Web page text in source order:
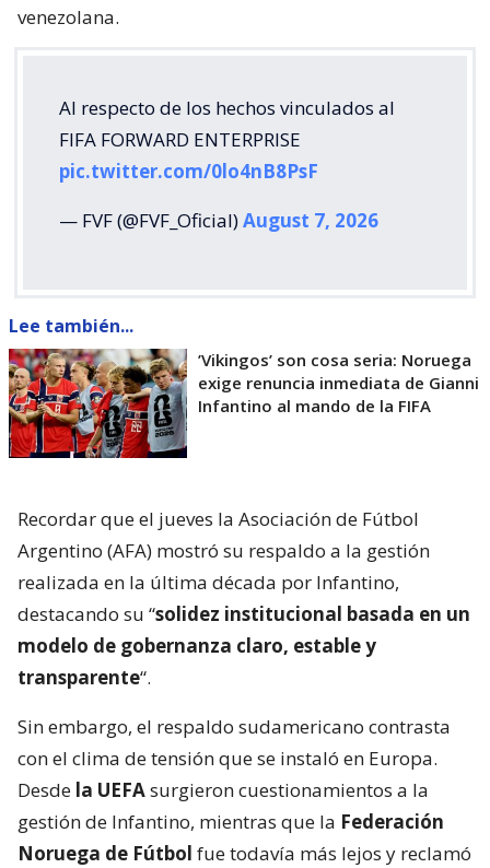
venezolana.
Al respecto de los hechos vinculados al
FIFA FORWARD ENTERPRISE
pic.twitter.com/0lo4nB8PsF
— FVF (@FVF_Oficial)August 7, 2026
Lee también...
’Vikingos’ son cosa seria: Noruega
exige renuncia inmediata de Gianni
Infantino al mando de la FIFA
Recordar que el jueves la Asociación de Fútbol
Argentino (AFA) mostró su respaldo a la gestión
realizada en la última década por Infantino,
destacando su “solidez institucional basada en un
modelo de gobernanza claro, estable y
transparente“.
Sin embargo, el respaldo sudamericano contrasta
con el clima de tensión que se instaló en Europa.
Desde la UEFAsurgieron cuestionamientos a la
gestión de Infantino, mientras que la Federación
Noruega de Fútbol fue todavía más lejos y reclamó